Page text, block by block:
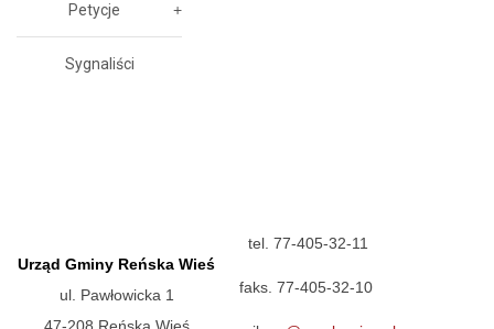
Petycje
Sygnaliści
Urząd Gminy Reńska Wieś
ul. Pawłowicka 1
tel. 77-405-32-11
faks. 77-405-32-10